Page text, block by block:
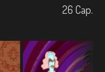
26 Cap.